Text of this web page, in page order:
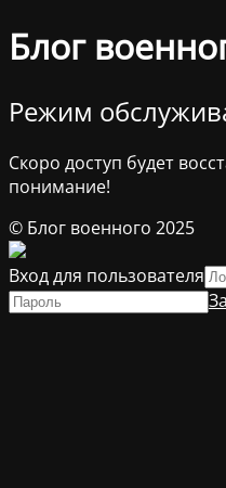
Блог
Режим
Скоро доступ будет
понимание!
© Блог военного 2025
Вход для пользователя